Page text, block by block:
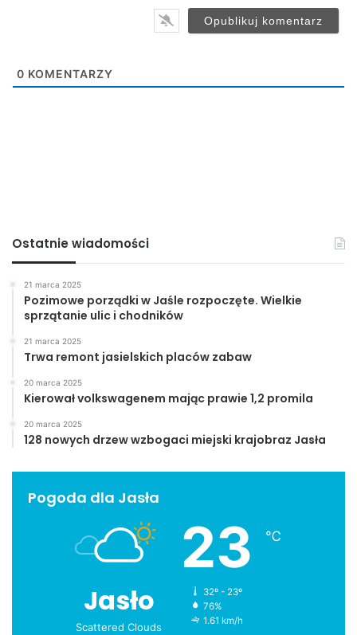
Energetyki oraz Ambasador Danii w Polsce.
0 KOMENTARZY
Ostatnie wiadomości
21 marca 2025
Pozimowe porządki w Jaśle rozpoczęte. Wielkie
sprzątanie ulic i chodników
21 marca 2025
Trwa remont jasielskich placów zabaw
20 marca 2025
Kierował volkswagenem mając prawie 1,2 promila
20 marca 2025
128 nowych drzew wzbogaci miejski krajobraz Jasła
Pogoda dla Jasła
Jasło
Scattered Clouds
23 ℃
32º - 23º
76%
1.61 km/h